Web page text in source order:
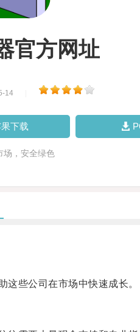
官方网址
14
下载
场，安全绿色
些公司在市场中快速成长。